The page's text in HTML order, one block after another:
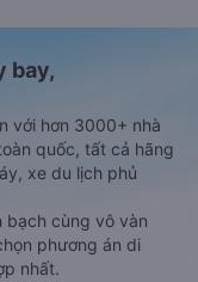
bay,
với hơn 3000+ nhà
quốc, tất cả hãng
xe du lịch phủ
bạch cùng vô vàn
phương án di
nhất.